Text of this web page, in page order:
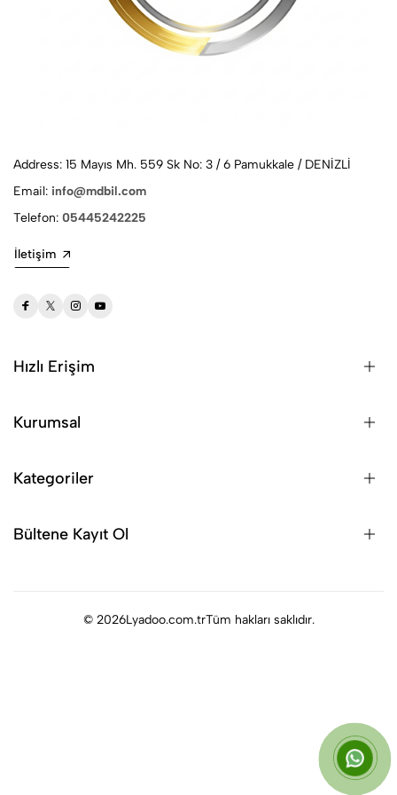
Address: 15 Mayıs Mh. 559 Sk No: 3 / 6 Pamukkale / DENİZLİ
Email: info@mdbil.com
Telefon: 05445242225
İletişim
Hızlı Erişim
Kurumsal
Kategoriler
Bültene Kayıt Ol
© 2026Lyadoo.com.trTüm hakları saklıdır.